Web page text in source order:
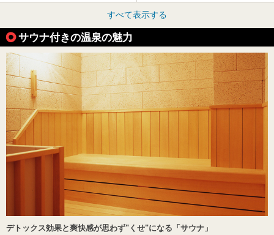
すべて表示する
サウナ付きの温泉の魅力
デトックス効果と爽快感が思わず"くせ"になる「サウナ」